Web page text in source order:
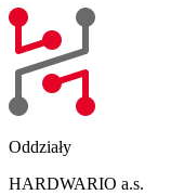
Oddziały
HARDWARIO a.s.